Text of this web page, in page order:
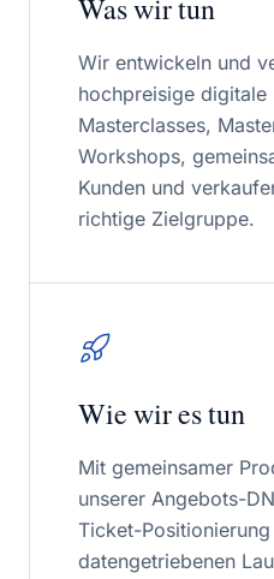
Was wir tun
Wir entwickeln und
hochpreisige digitale
Masterclasses,
Workshops,
Kunden und
richtige Zielgruppe.
Wie wir es tun
Mit gemeinsamer
unserer Angebots-
Ticket-Positionierung
datengetriebenen